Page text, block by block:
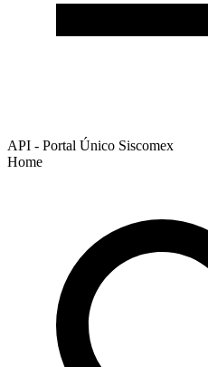
API - Portal Único Siscomex
Home